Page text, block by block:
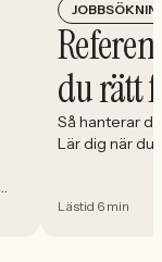
du rätt
Så hanterar
Lär dig när du
Lästid 6 min